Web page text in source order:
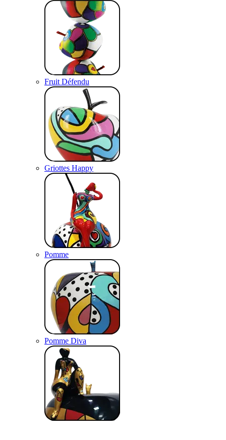
Fruit Défendu
Griottes Happy
Pomme
Pomme Diva